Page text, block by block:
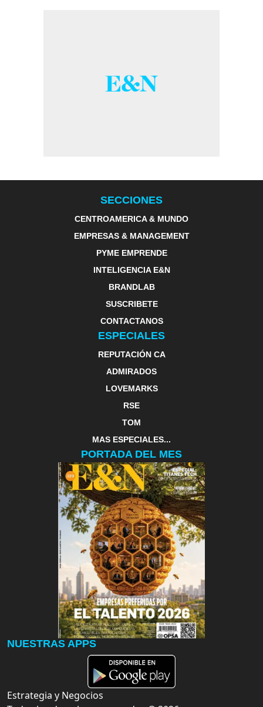
SECCIONES
CENTROAMERICA & MUNDO
EMPRESAS & MANAGEMENT
PYME EMPRENDE
INTELIGENCIA E&N
BRANDLAB
SUSCRIBETE
CONTACTANOS
ESPECIALES
REPUTACIÓN CA
ADMIRADOS
LOVEMARKS
RSE
TOM
MAS ESPECIALES...
PORTADA DEL MES
NUESTRAS APPS
Estrategia y Negocios